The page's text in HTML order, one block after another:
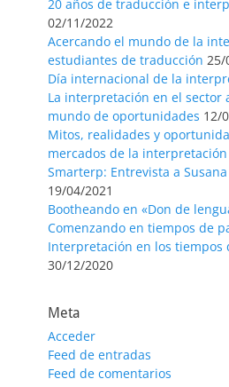
20 años de traducción e
02/11/2022
Acercando el mundo de la
estudiantes de traducción 25/
Día internacional de la
La interpretación en el sector
mundo de oportunidades 12/
Mitos, realidades y
mercados de la interpretación
Smarterp: Entrevista a
19/04/2021
Bootheando en «Don de
Comenzando en tiempos de
Interpretación en los tiempos
30/12/2020
Meta
Acceder
Feed de entradas
Feed de comentarios